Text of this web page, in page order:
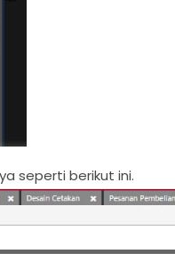
seperti berikut ini.